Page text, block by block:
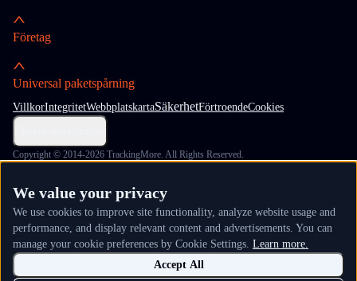
Företag
Universal paketspårning
VillkorIntegritetWebbplatskartaSäkerhetFörtroendeCookies
Copyright © 2014-2026 TrackingMore. All Rights Reserved.
We value your privacy
We use cookies to improve site functionality, analyze website usage and
performance, and display relevant content and advertisements. You can
manage your cookie preferences by Cookie Settings. Learn more.
Accept All